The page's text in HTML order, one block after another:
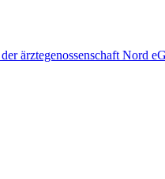
ärztegenossenschaft Nord eG